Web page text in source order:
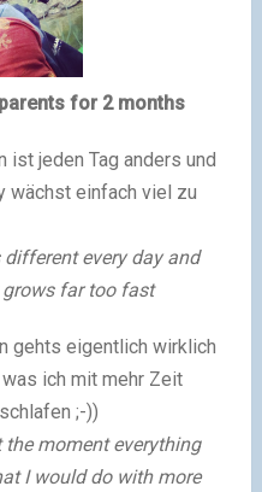
for 2 months
ist jeden Tag anders und
wächst einfach viel zu
every day and
far too fast
gehts eigentlich wirklich
ich mit mehr Zeit
;-))
moment everything
I would do with more